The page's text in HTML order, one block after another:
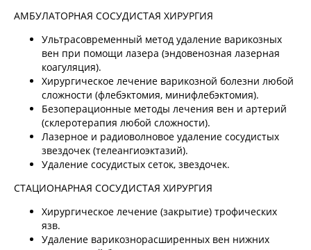
АМБУЛАТОРНАЯ СОСУДИСТАЯ ХИРУРГИЯ
Ультрасовременный метод удаление варикозных
вен при помощи лазера (эндовенозная лазерная
коагуляция).
Хирургическое лечение варикозной болезни любой
сложности (флебэктомия, минифлебэктомия).
Безоперационные методы лечения вен и артерий
(склеротерапия любой сложности).
Лазерное и радиоволновое удаление сосудистых
звездочек (телеангиоэктазий).
Удаление сосудистых сеток, звездочек.
СТАЦИОНАРНАЯ СОСУДИСТАЯ ХИРУРГИЯ
Хирургическое лечение (закрытие) трофических
язв.
Удаление варикознорасширенных вен нижних